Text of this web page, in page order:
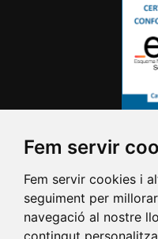
Fem servir
Fem servir cookies i
seguiment per
navegació al nostre
contingut